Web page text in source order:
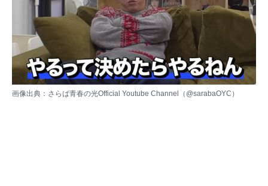
画像出典：さらば青春の光Official Youtube Channel（ @sarabaOYC ）